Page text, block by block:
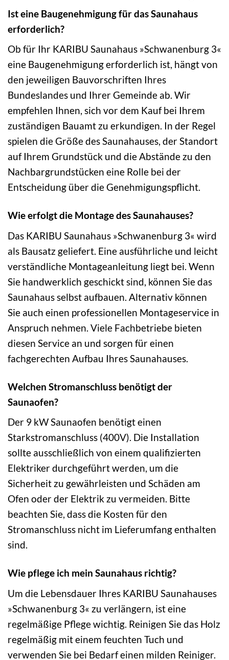
Ist eine Baugenehmigung für das Saunahaus
erforderlich?
Ob für Ihr KARIBU Saunahaus »Schwanenburg 3«
eine Baugenehmigung erforderlich ist, hängt von
den jeweiligen Bauvorschriften Ihres
Bundeslandes und Ihrer Gemeinde ab. Wir
empfehlen Ihnen, sich vor dem Kauf bei Ihrem
zuständigen Bauamt zu erkundigen. In der Regel
spielen die Größe des Saunahauses, der Standort
auf Ihrem Grundstück und die Abstände zu den
Nachbargrundstücken eine Rolle bei der
Entscheidung über die Genehmigungspflicht.
Wie erfolgt die Montage des Saunahauses?
Das KARIBU Saunahaus »Schwanenburg 3« wird
als Bausatz geliefert. Eine ausführliche und leicht
verständliche Montageanleitung liegt bei. Wenn
Sie handwerklich geschickt sind, können Sie das
Saunahaus selbst aufbauen. Alternativ können
Sie auch einen professionellen Montageservice in
Anspruch nehmen. Viele Fachbetriebe bieten
diesen Service an und sorgen für einen
fachgerechten Aufbau Ihres Saunahauses.
Welchen Stromanschluss benötigt der
Saunaofen?
Der 9 kW Saunaofen benötigt einen
Starkstromanschluss (400V). Die Installation
sollte ausschließlich von einem qualifizierten
Elektriker durchgeführt werden, um die
Sicherheit zu gewährleisten und Schäden am
Ofen oder der Elektrik zu vermeiden. Bitte
beachten Sie, dass die Kosten für den
Stromanschluss nicht im Lieferumfang enthalten
sind.
Wie pflege ich mein Saunahaus richtig?
Um die Lebensdauer Ihres KARIBU Saunahauses
»Schwanenburg 3« zu verlängern, ist eine
regelmäßige Pflege wichtig. Reinigen Sie das Holz
regelmäßig mit einem feuchten Tuch und
verwenden Sie bei Bedarf einen milden Reiniger.